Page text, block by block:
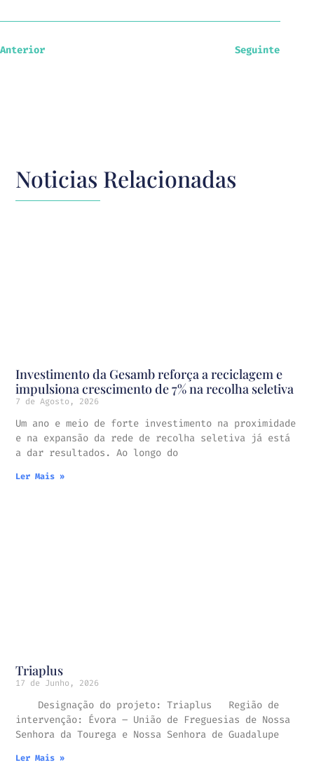
Anterior Seguinte
Noticias Relacionadas
Investimento da Gesamb reforça a reciclagem e
impulsiona crescimento de 7% na recolha seletiva
7 de Agosto, 2026
Um ano e meio de forte investimento na proximidade
e na expansão da rede de recolha seletiva já está
a dar resultados. Ao longo do
Ler Mais »
Triaplus
17 de Junho, 2026
Designação do projeto: Triaplus Região de
intervenção: Évora – União de Freguesias de Nossa
Senhora da Tourega e Nossa Senhora de Guadalupe
Ler Mais »